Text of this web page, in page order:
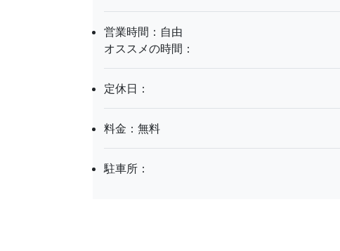
営業時間：自由
オススメの時間：
定休日：
料金：無料
駐車所：